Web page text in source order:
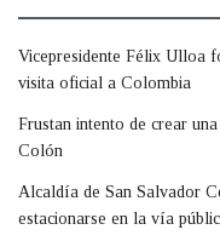
Vicepresidente Félix Ulloa
visita oficial a Colombia
Frustan intento de crear
Colón
Alcaldía de San Salvador
estacionarse en la vía